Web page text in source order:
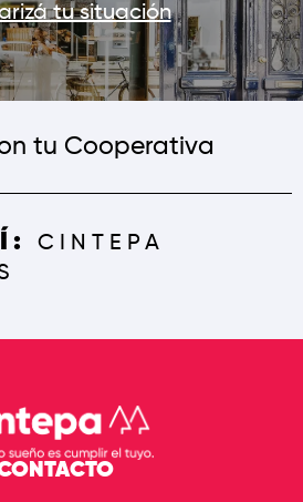
tu situación
tu Cooperativa
CINTEPA